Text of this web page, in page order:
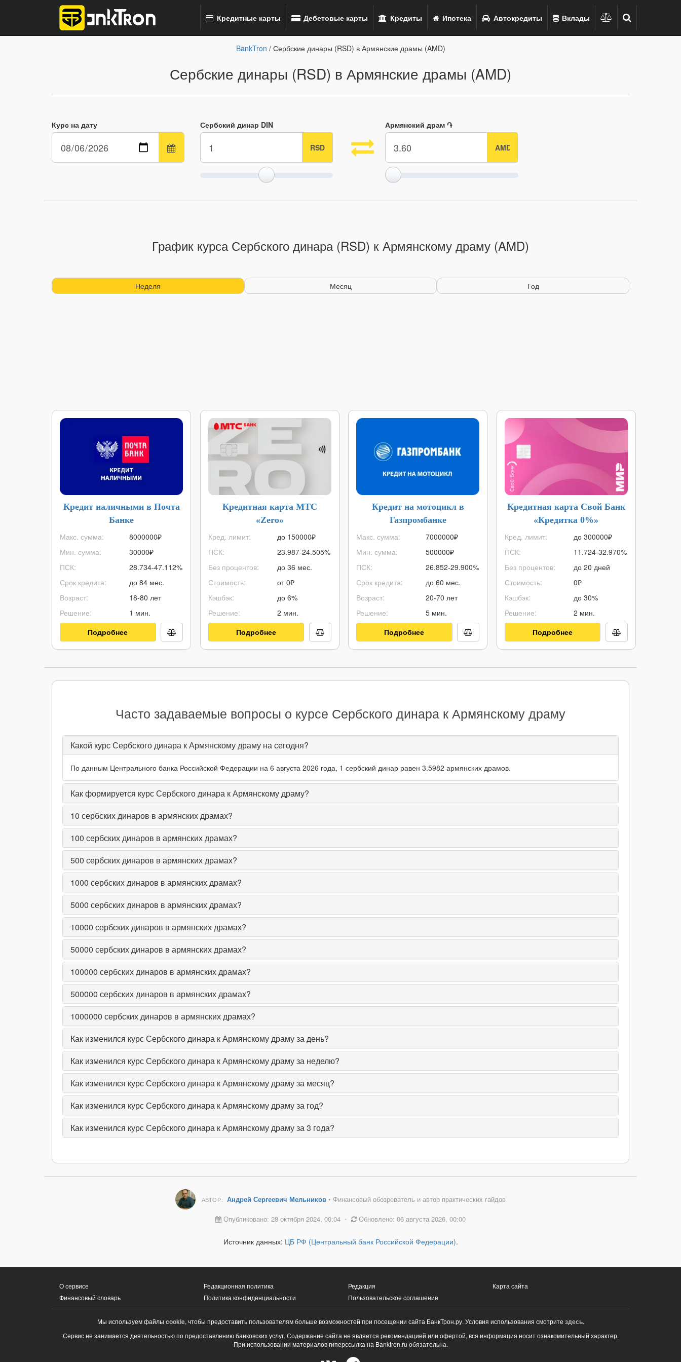
Кредитные карты Дебетовые карты Кредиты Ипотека Автокредиты Вклады
BankTron / Сербские динары (RSD) в Армянские драмы (AMD)
Сербские динары (RSD) в Армянские драмы (AMD)
Курс на дату Сербский динар DIN Армянский драм ֏
График курса Сербского динара (RSD) к Армянскому драму (AMD)
Неделя Месяц Год
Кредит наличными в Почта
Банке
Макс. сумма:
Мин. сумма:
ПСК:
Срок кредита:
Возраст:
Решение:
8000000₽
30000₽
28.734-47.112%
до 84 мес.
18-80 лет
1 мин.
Подробнее
Кредитная карта МТС
«Zero»
Кред. лимит:
ПСК:
Без процентов:
Стоимость:
Кэшбэк:
Решение:
до 150000₽
23.987-24.505%
до 36 мес.
от 0₽
до 6%
2 мин.
Подробнее
Кредит на мотоцикл в
Газпромбанке
Макс. сумма:
Мин. сумма:
ПСК:
Срок кредита:
Возраст:
Решение:
7000000₽
500000₽
26.852-29.900%
до 60 мес.
20-70 лет
5 мин.
Подробнее
Кредитная карта Свой Банк
«Кредитка 0%»
Кред. лимит:
ПСК:
Без процентов:
Стоимость:
Кэшбэк:
Решение:
до 300000₽
11.724-32.970%
до 20 дней
0₽
до 30%
2 мин.
Подробнее
Часто задаваемые вопросы о курсе Сербского динара к Армянскому драму
Какой курс Сербского динара к Армянскому драму на сегодня?
По данным Центрального банка Российской Федерации на 6 августа 2026 года, 1 сербский динар равен 3.5982 армянских драмов.
Как формируется курс Сербского динара к Армянскому драму?
10 сербских динаров в армянских драмах?
100 сербских динаров в армянских драмах?
500 сербских динаров в армянских драмах?
1000 сербских динаров в армянских драмах?
5000 сербских динаров в армянских драмах?
10000 сербских динаров в армянских драмах?
50000 сербских динаров в армянских драмах?
100000 сербских динаров в армянских драмах?
500000 сербских динаров в армянских драмах?
1000000 сербских динаров в армянских драмах?
Как изменился курс Сербского динара к Армянскому драму за день?
Как изменился курс Сербского динара к Армянскому драму за неделю?
Как изменился курс Сербского динара к Армянскому драму за месяц?
Как изменился курс Сербского динара к Армянскому драму за год?
Как изменился курс Сербского динара к Армянскому драму за 3 года?
АВТОР: Андрей Сергеевич Мельников• Финансовый обозреватель и автор практических гайдов
Опубликовано: 28 октября 2024, 00:04 • Обновлено: 06 августа 2026, 00:00
Источник данных: ЦБ РФ (Центральный банк Российской Федерации).
О сервисе
Финансовый словарь
Редакционная политика
Политика конфиденциальности
Редакция
Пользовательское соглашение
Карта сайта
Мы используем файлы cookie, чтобы предоставить пользователям больше возможностей при посещении сайта БанкТрон.ру. Условия использования смотрите здесь.
Сервис не занимается деятельностью по предоставлению банковских услуг. Содержание сайта не является рекомендацией или офертой, вся информация носит ознакомительный характер.
При использовании материалов гиперссылка на Banktron.ru обязательна.